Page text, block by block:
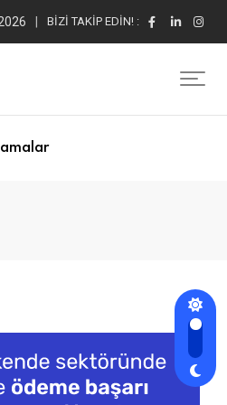
BIZI TAKIP EDIN! :